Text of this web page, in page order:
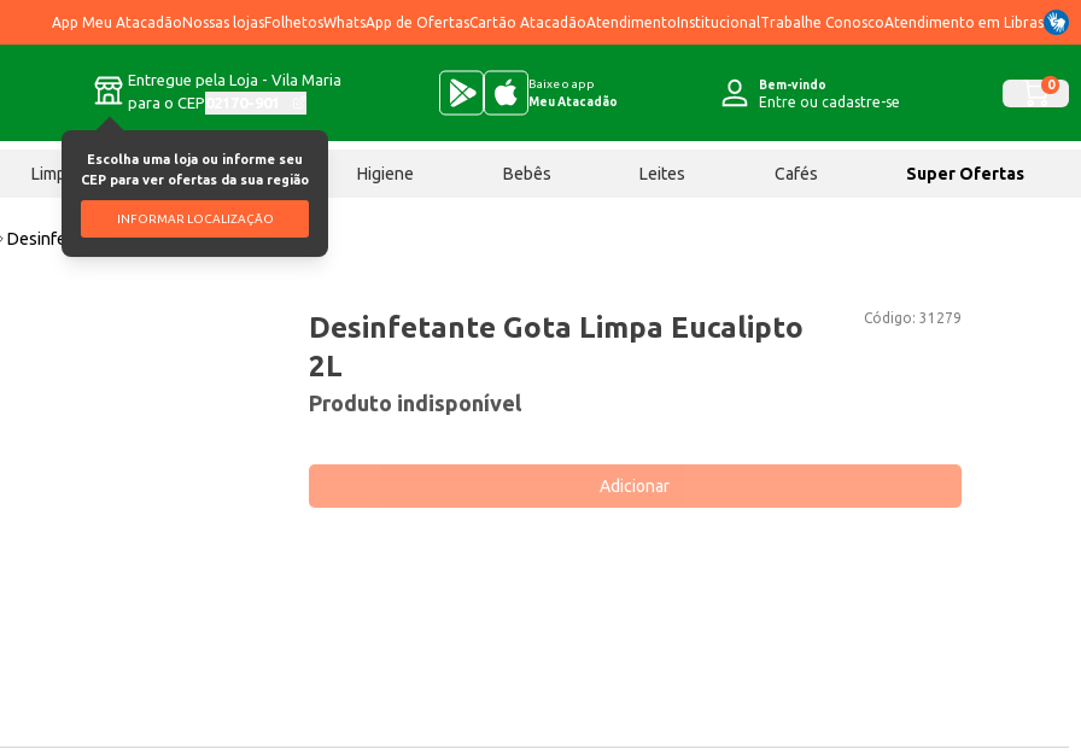
App Meu AtacadãoNossas lojasFolhetosWhatsApp de OfertasCartão AtacadãoAtendimentoInstitucional Trabalhe ConoscoAtendimento em Libras
Entregue pela Loja - Vila Maria
para o CEP
Escolha uma loja ou informe seu
CEP para ver ofertas da sua região
INFORMAR LOCALIZAÇÃO
Baixe o app
Meu Atacadão
Bem-vindo
Entre ou cadastre-se
0
Limpeza Chocolates Higiene Bebês Leites Cafés Super Ofertas
Desinfetante Gota Limpa Eucalipto 2L
Código: 31279
Desinfetante Gota Limpa Eucalipto
2L
Produto indisponível
Adicionar